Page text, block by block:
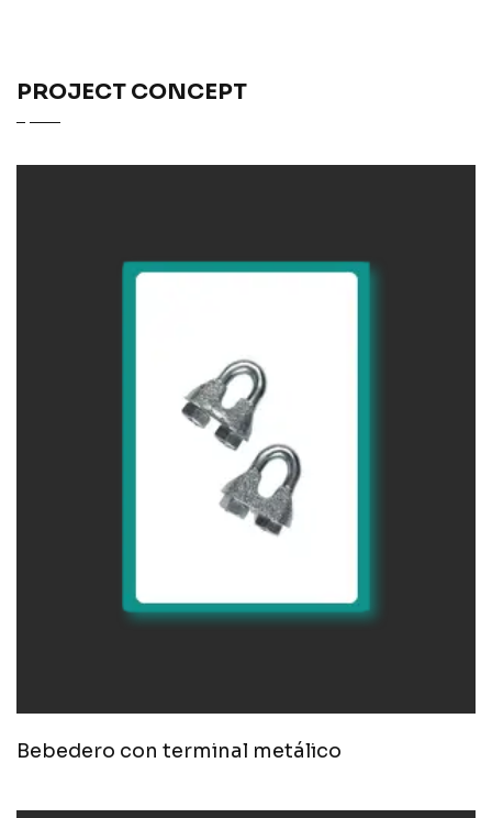
PROJECT CONCEPT
Bebedero con terminal metálico